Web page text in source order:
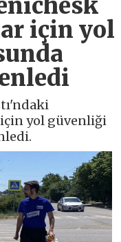
için yol
yol güvenliği